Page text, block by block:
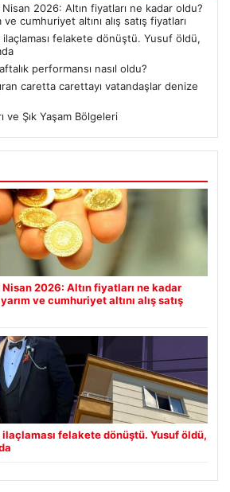
Nisan 2026: Altın fiyatları ne kadar oldu?
cumhuriyet altını alış satış fiyatları
ilaçlaması felakete dönüştü. Yusuf öldü,
performansı nasıl oldu?
caretta carettayı vatandaşlar denize
ve Şık Yaşam Bölgeleri
Nisan 2026: Altın fiyatları ne kadar
ve cumhuriyet altını alış satış
felakete dönüştü. Yusuf öldü,